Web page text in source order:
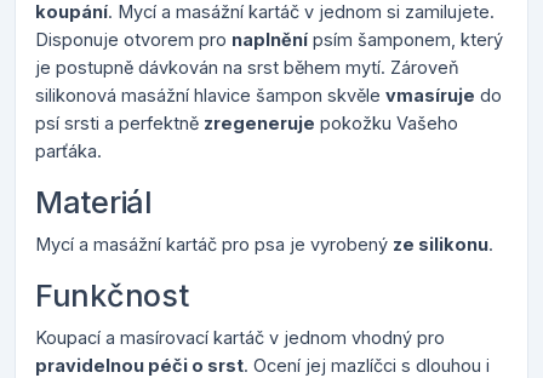
koupání. Mycí a masážní kartáč v jednom si zamilujete.
Disponuje otvorem pro naplnění psím šamponem, který
je postupně dávkován na srst během mytí. Zároveň
silikonová masážní hlavice šampon skvěle vmasíruje do
psí srsti a perfektně zregeneruje pokožku Vašeho
parťáka.
Materiál
Mycí a masážní kartáč pro psa je vyrobený ze silikonu.
Funkčnost
Koupací a masírovací kartáč v jednom vhodný pro
pravidelnou péči o srst. Ocení jej mazlíčci s dlouhou i